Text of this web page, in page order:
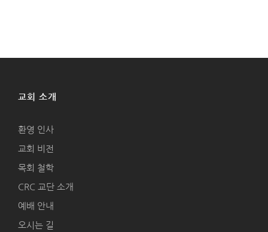
교회 소개
환영 인사
교회 비전
목회 철학
CRC 교단 소개
예배 안내
오시는 길